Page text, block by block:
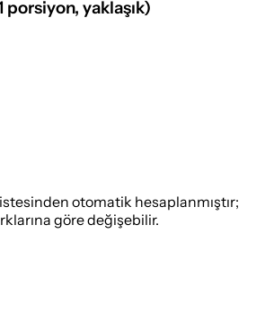
porsiyon, yaklaşık)
otomatik hesaplanmıştır;
göre değişebilir.